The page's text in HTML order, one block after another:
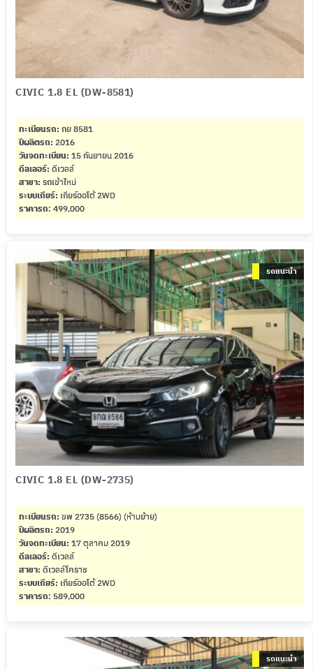
CIVIC 1.8 EL (DW-8581)
ทะเบียนรถ: กย 8581
ปีผลิตรถ: 2016
วันจดทะเบียน: 15 กันยายน 2016
ดีลเลอร์: ดีเวลล์
สาขา: รถเข้าใหม่
ระบบเกียร์: เกียร์ออโต้ 2WD
ราคารถ: 499,000
รถแนะนำ
CIVIC 1.8 EL (DW-2735)
ทะเบียนรถ: ขพ 2735 (8566) (ห้ามย้าย)
ปีผลิตรถ: 2019
วันจดทะเบียน: 17 ตุลาคม 2019
ดีลเลอร์: ดีเวลล์
สาขา: ดีเวลล์โคราช
ระบบเกียร์: เกียร์ออโต้ 2WD
ราคารถ: 589,000
รถแนะนำ